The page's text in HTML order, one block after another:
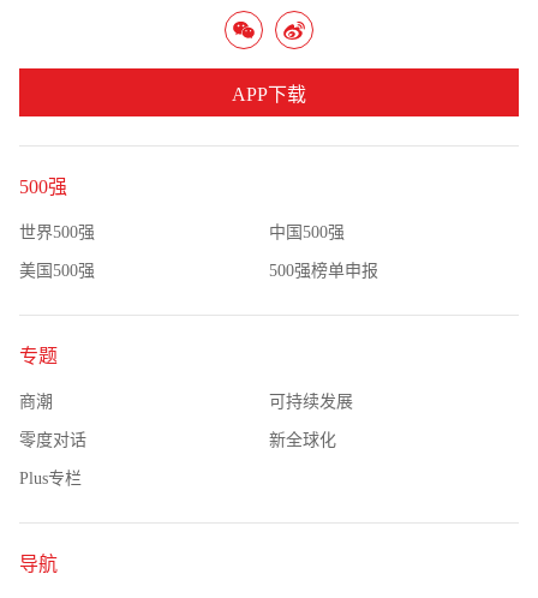
500强
世界500强 中国500强
美国500强 500强榜单申报
专题
商潮 可持续发展
零度对话 新全球化
Plus专栏
导航
APP下载